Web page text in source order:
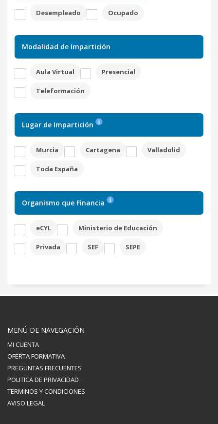
Desempleado Ocupado
Modalidad de Impartición
Aula Virtual Presencial
Teleformación
Lugar de Impartición
Murcia Cartagena Valladolid
Toda España
Organismo que Financia
eCYL Ministerio de Educación
Privada SEF SEPE
MENÚ DE NAVEGACIÓN
MI CUENTA
OFERTA FORMATIVA
PREGUNTAS FRECUENTES
POLITICA DE PRIVACIDAD
TERMINOS Y CONDICIONES
AVISO LEGAL